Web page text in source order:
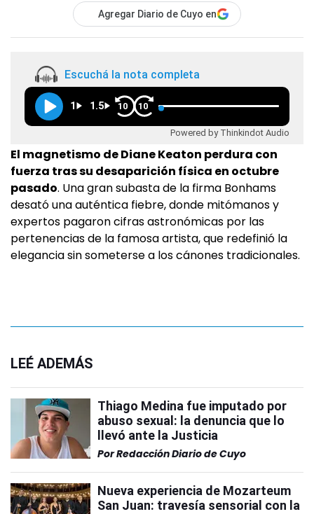
Agregar Diario de Cuyo en
Escuchá la nota completa
1 1.5 10 10
Powered by Thinkindot Audio
El magnetismo de Diane Keaton perdura con
fuerza tras su desaparición física en octubre
pasado. Una gran subasta de la firma Bonhams
desató una auténtica fiebre, donde mitómanos y
expertos pagaron cifras astronómicas por las
pertenencias de la famosa artista, que redefinió la
elegancia sin someterse a los cánones tradicionales.
LEÉ ADEMÁS
Thiago Medina fue imputado por
abuso sexual: la denuncia que lo
llevó ante la Justicia
PorRedacción Diario de Cuyo
Nueva experiencia de Mozarteum
San Juan: travesía sensorial con la